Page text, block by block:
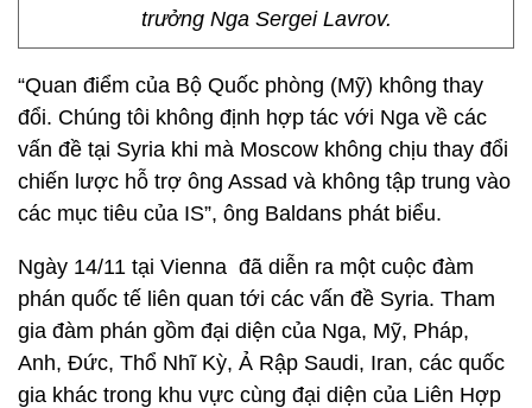
trưởng Nga Sergei Lavrov.
“Quan điểm của Bộ Quốc phòng (Mỹ) không thay
đổi. Chúng tôi không định hợp tác với Nga về các
vấn đề tại Syria khi mà Moscow không chịu thay đổi
chiến lược hỗ trợ ông Assad và không tập trung vào
các mục tiêu của IS”, ông Baldans phát biểu.
Ngày 14/11 tại Vienna đã diễn ra một cuộc đàm
phán quốc tế liên quan tới các vấn đề Syria. Tham
gia đàm phán gồm đại diện của Nga, Mỹ, Pháp,
Anh, Đức, Thổ Nhĩ Kỳ, Ả Rập Saudi, Iran, các quốc
gia khác trong khu vực cùng đại diện của Liên Hợp